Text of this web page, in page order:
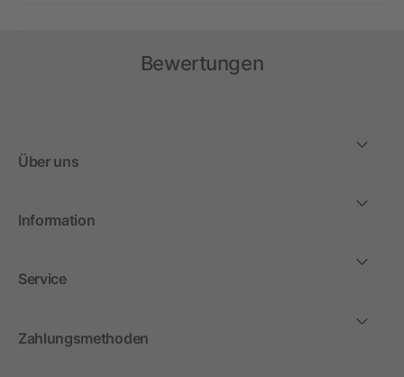
Bewertungen
Über uns
Information
Service
Zahlungsmethoden